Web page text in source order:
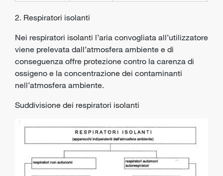
2. Respiratori isolanti
Nei respiratori isolanti l’aria convogliata all’utilizzatore
viene prelevata dall’atmosfera ambiente e di
conseguenza offre protezione contro la carenza di
ossigeno e la concentrazione dei contaminanti
nell’atmosfera ambiente.
Suddivisione dei respiratori isolanti